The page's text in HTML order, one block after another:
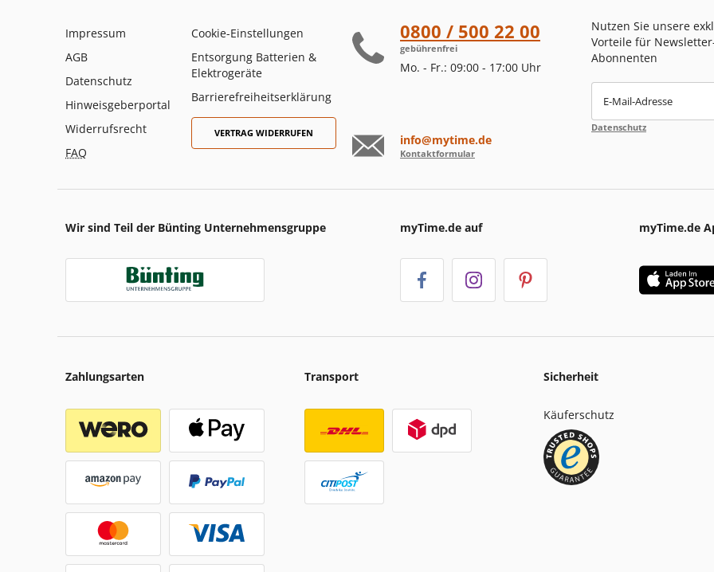
Impressum
AGB
Datenschutz
Hinweisgeberportal
Widerrufsrecht
FAQ
Cookie-Einstellungen
Entsorgung Batterien &
Elektrogeräte
Barrierefreiheitserklärung
VERTRAG WIDERRUFEN
0800 / 500 22 00
gebührenfrei
Mo. - Fr.: 09:00 - 17:00 Uhr
info@mytime.de
Kontaktformular
Nutzen Sie unsere
Vorteile für
Abonnenten
E-Mail-Adresse
Datenschutz
Wir sind Teil der Bünting Unternehmensgruppe myTime.de auf myTime.de
Zahlungsarten Transport Sicherheit
Käuferschutz